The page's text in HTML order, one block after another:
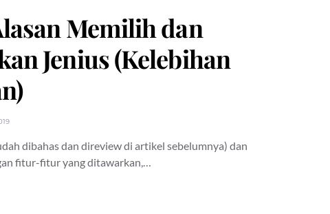
Memilih dan
Jenius (Kelebihan
dibahas dan direview di artikel sebelumnya) dan
fitur-fitur yang ditawarkan,…